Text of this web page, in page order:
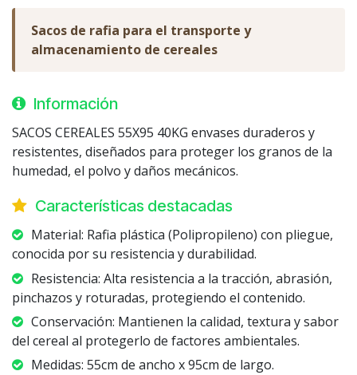
Sacos de rafia para el transporte y
almacenamiento de cereales
Información
SACOS CEREALES 55X95 40KG envases duraderos y
resistentes, diseñados para proteger los granos de la
humedad, el polvo y daños mecánicos.
Características destacadas
Material: Rafia plástica (Polipropileno) con pliegue,
conocida por su resistencia y durabilidad.
Resistencia: Alta resistencia a la tracción, abrasión,
pinchazos y roturadas, protegiendo el contenido.
Conservación: Mantienen la calidad, textura y sabor
del cereal al protegerlo de factores ambientales.
Medidas: 55cm de ancho x 95cm de largo.